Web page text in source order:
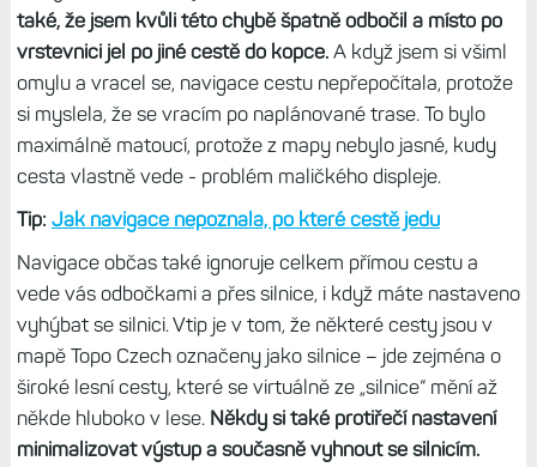
také, že jsem kvůli této chybě špatně odbočil a místo po
vrstevnici jel po jiné cestě do kopce.A když jsem si všiml
omylu a vracel se, navigace cestu nepřepočítala, protože
si myslela, že se vracím po naplánované trase. To bylo
maximálně matoucí, protože z mapy nebylo jasné, kudy
cesta vlastně vede - problém maličkého displeje.
Tip: Jak navigace nepoznala, po které cestě jedu
Navigace občas také ignoruje celkem přímou cestu a
vede vás odbočkami a přes silnice, i když máte nastaveno
vyhýbat se silnici. Vtip je v tom, že některé cesty jsou v
mapě Topo Czech označeny jako silnice – jde zejména o
široké lesní cesty, které se virtuálně ze „silnice“ mění až
někde hluboko v lese. Někdy si také protiřečí nastavení
minimalizovat výstup a současně vyhnout se silnicím.